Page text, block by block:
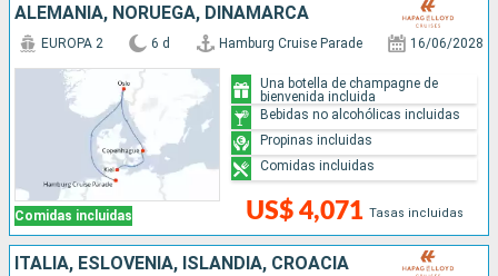
ALEMANIA, NORUEGA, DINAMARCA
Comidas incluidas
EUROPA 2 6 d Hamburg Cruise Parade 16/06/2028
US$ 4,071 Tasas incluidas
Una botella de champagne de
bienvenida incluida
Bebidas no alcohólicas incluidas
Propinas incluidas
Comidas incluidas
ITALIA, ESLOVENIA, ISLANDIA, CROACIA